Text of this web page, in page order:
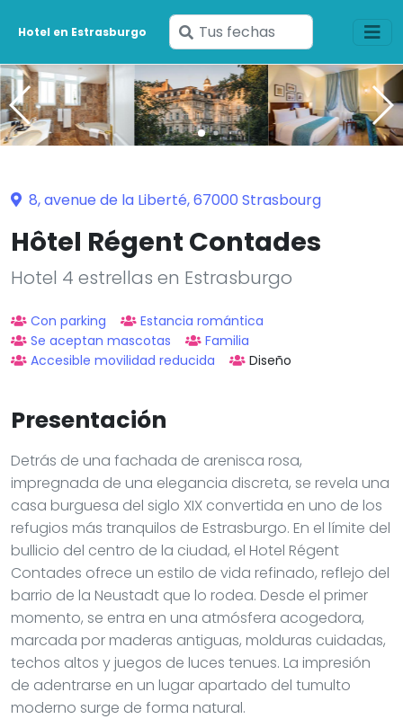
Hotel en Estrasburgo
Ingresa
tus
fechas
8, avenue de la Liberté, 67000 Strasbourg
Hôtel Régent Contades
Hotel 4 estrellas en Estrasburgo
Con parking
Estancia romántica
Se aceptan mascotas
Familia
Accesible movilidad reducida
Diseño
Presentación
Detrás de una fachada de arenisca rosa,
impregnada de una elegancia discreta, se revela una
casa burguesa del siglo XIX convertida en uno de los
refugios más tranquilos de Estrasburgo. En el límite del
bullicio del centro de la ciudad, el Hotel Régent
Contades ofrece un estilo de vida refinado, reflejo del
barrio de la Neustadt que lo rodea. Desde el primer
momento, se entra en una atmósfera acogedora,
marcada por maderas antiguas, molduras cuidadas,
techos altos y juegos de luces tenues. La impresión
de adentrarse en un lugar apartado del tumulto
moderno surge de forma natural.